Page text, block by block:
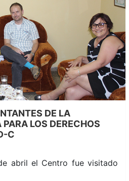
DE LA
LOS DERECHOS
C
abril el Centro fue visitado